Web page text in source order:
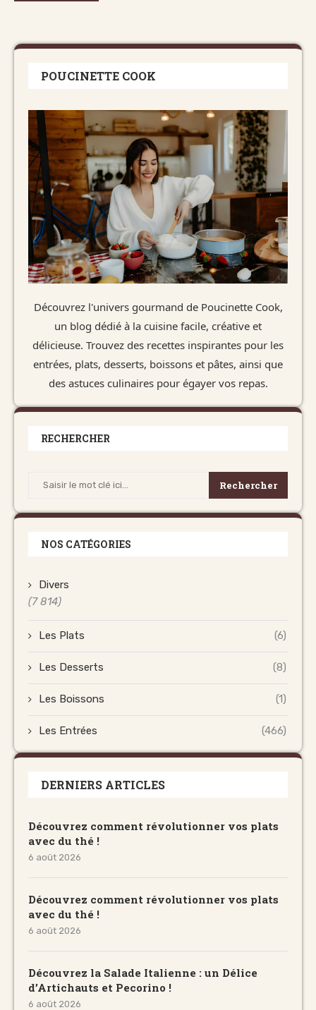
POUCINETTE COOK
Découvrez l'univers gourmand de Poucinette Cook,
un blog dédié à la cuisine facile, créative et
délicieuse. Trouvez des recettes inspirantes pour les
entrées, plats, desserts, boissons et pâtes, ainsi que
des astuces culinaires pour égayer vos repas.
RECHERCHER
Rechercher
NOS CATÉGORIES
Divers
(7 814)
Les Plats (6)
Les Desserts (8)
Les Boissons (1)
Les Entrées (466)
DERNIERS ARTICLES
Découvrez comment révolutionner vos plats
avec du thé !
6 août 2026
Découvrez comment révolutionner vos plats
avec du thé !
6 août 2026
Découvrez la Salade Italienne : un Délice
d’Artichauts et Pecorino !
6 août 2026